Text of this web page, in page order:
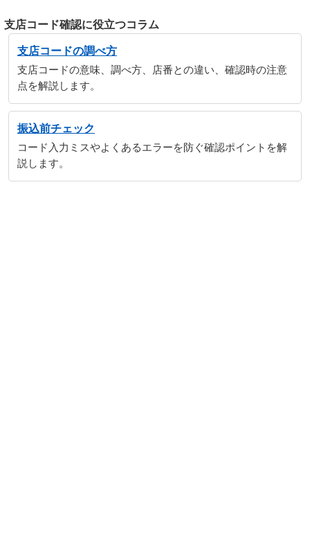
支店コード確認に役立つコラム
支店コードの調べ方
支店コードの意味、調べ方、店番との違い、確認時の注意
点を解説します。
振込前チェック
コード入力ミスやよくあるエラーを防ぐ確認ポイントを解
説します。